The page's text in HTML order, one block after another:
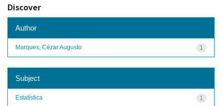
Discover
Author
1
Marques, Cézar Augusto
Subject
1
Estatística